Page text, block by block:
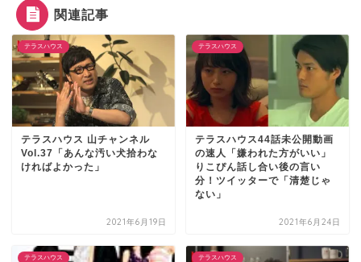
関連記事
テラスハウス
テラスハウス 山チャンネル
Vol.37「あんな汚い犬拾わな
ければよかった」
2021年6月19日
テラスハウス
テラスハウス44話未公開動画
の速人「嫌われた方がいい」
りこぴん話し合い後の言い
分！ツイッターで「清楚じゃ
ない」
2021年6月24日
テラスハウス テラスハウス